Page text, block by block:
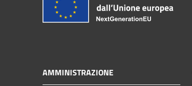
AMMINISTRAZIONE